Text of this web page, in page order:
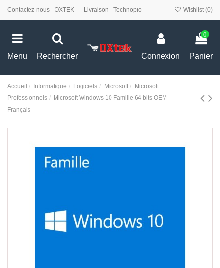
Contactez-nous - OXTEK Livraison - Technopro Wishlist (0)
Menu Rechercher Connexion
0
Panier
Accueil Informatique Logiciels Microsoft
Microsoft
Professionnels
Microsoft Windows 10 Famille 64 bits OEM
Français